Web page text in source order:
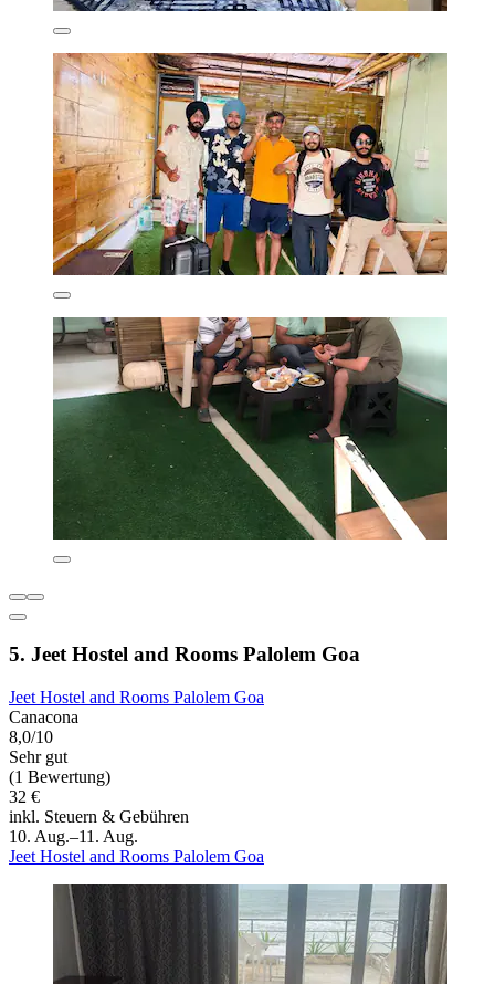
5. Jeet Hostel and Rooms Palolem Goa
Jeet Hostel and Rooms Palolem Goa
Canacona
8,0/10
Sehr gut
(1 Bewertung)
32 €
inkl. Steuern & Gebühren
10. Aug.–11. Aug.
Jeet Hostel and Rooms Palolem Goa